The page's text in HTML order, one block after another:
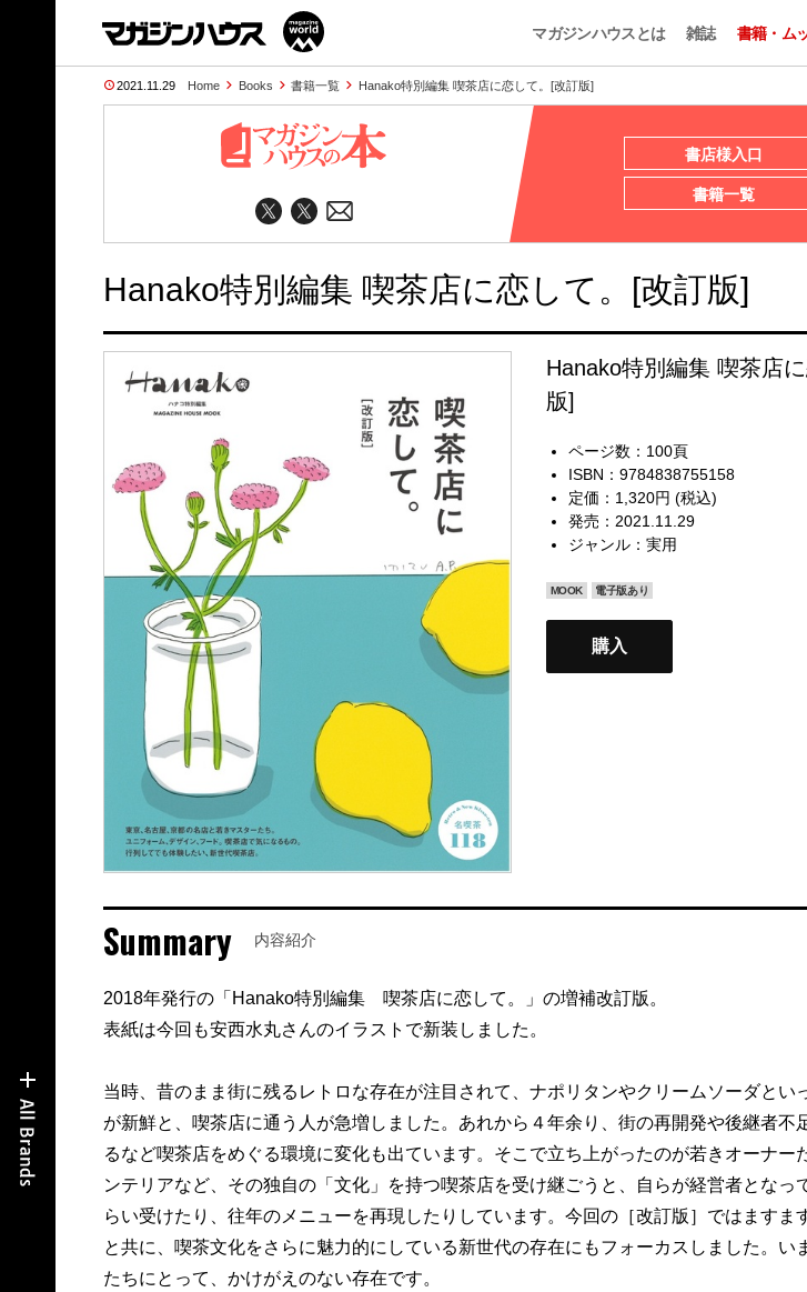
マガジンハウスとは 雑誌 書籍・ム
2021.11.29 Home Books 書籍一覧 Hanako特別編集 喫茶店に恋して。[改訂版]
書店様入口
書籍一覧
Hanako特別編集 喫茶店に恋して。[改訂版]
Hanako特別編集 喫茶店
版]
ページ数：100頁
ISBN：9784838755158
定価：1,320円 (税込)
発売：2021.11.29
ジャンル： 実用
MOOK 電子版あり
購入
Summary 内容紹介
2018年発行の「Hanako特別編集 喫茶店に恋して。」の増補改訂版。
表紙は今回も安西水丸さんのイラストで新装しました。
当時、昔のまま街に残るレトロな存在が注目されて、ナポリタンやクリームソーダとい
が新鮮と、喫茶店に通う人が急増しました。あれから４年余り、街の再開発や後継者不
るなど喫茶店をめぐる環境に変化も出ています。そこで立ち上がったのが若きオーナー
ンテリアなど、その独自の「文化」を持つ喫茶店を受け継ごうと、自らが経営者となっ
らい受けたり、往年のメニューを再現したりしています。今回の［改訂版］ではますま
と共に、喫茶文化をさらに魅力的にしている新世代の存在にもフォーカスしました。い
たちにとって、かけがえのない存在です。